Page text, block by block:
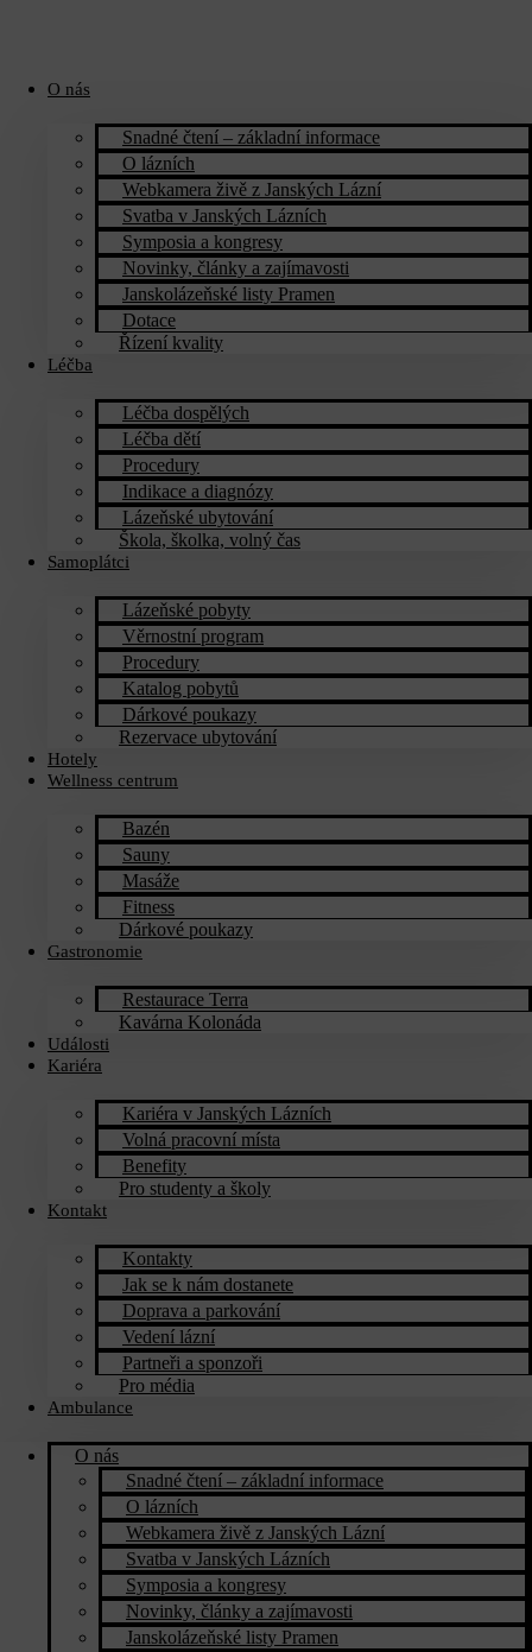
O nás
Snadné čtení – základní informace
O lázních
Webkamera živě z Janských Lázní
Svatba v Janských Lázních
Symposia a kongresy
Novinky, články a zajímavosti
Janskolázeňské listy Pramen
Dotace
Řízení kvality
Léčba
Léčba dospělých
Léčba dětí
Procedury
Indikace a diagnózy
Lázeňské ubytování
Škola, školka, volný čas
Samoplátci
Lázeňské pobyty
Věrnostní program
Procedury
Katalog pobytů
Dárkové poukazy​
Rezervace ubytování
Hotely
Wellness centrum
Bazén
Sauny
Masáže
Fitness
Dárkové poukazy​
Gastronomie
Restaurace Terra
Kavárna Kolonáda
Události
Kariéra
Kariéra v Janských Lázních
Volná pracovní místa
Benefity
Pro studenty a školy
Kontakt
Kontakty
Jak se k nám dostanete
Doprava a parkování
Vedení lázní
Partneři a sponzoři
Pro média
Ambulance
O nás
Snadné čtení – základní informace
O lázních
Webkamera živě z Janských Lázní
Svatba v Janských Lázních
Symposia a kongresy
Novinky, články a zajímavosti
Janskolázeňské listy Pramen